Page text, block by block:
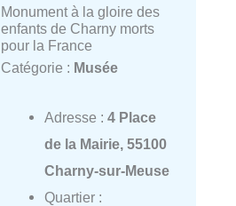
Monument à la gloire des
enfants de Charny morts
pour la France
Catégorie : Musée
Adresse : 4 Place
de la Mairie, 55100
Charny-sur-Meuse
Quartier :